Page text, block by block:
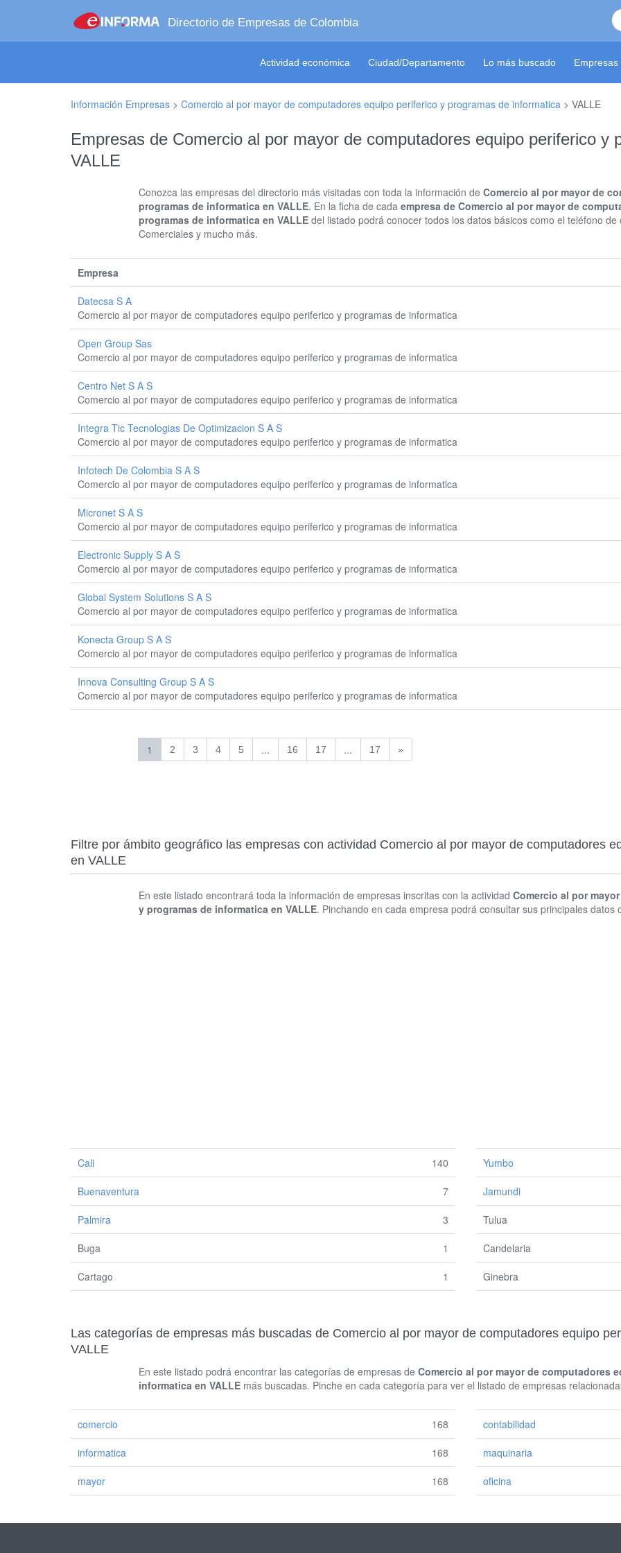
Directorio de Empresas de Colombia
Actividad económica Ciudad/Departamento Lo más buscado
Información Empresas > Comercio al por mayor de computadores equipo periferico y programas de informatica > VALLE
Empresas de Comercio al por mayor de computadores equipo periferico y
VALLE
Conozca las empresas del directorio más visitadas con toda la información de Comercio al por mayor de
programas de informatica en VALLE. En la ficha de cada empresa de Comercio al por mayor de
programas de informatica en VALLEdel listado podrá conocer todos los datos básicos como el teléfono
Comerciales y mucho más.
Empresa
Datecsa S A
Comercio al por mayor de computadores equipo periferico y programas de informatica
Open Group Sas
Comercio al por mayor de computadores equipo periferico y programas de informatica
Centro Net S A S
Comercio al por mayor de computadores equipo periferico y programas de informatica
Integra Tic Tecnologias De Optimizacion S A S
Comercio al por mayor de computadores equipo periferico y programas de informatica
Infotech De Colombia S A S
Comercio al por mayor de computadores equipo periferico y programas de informatica
Micronet S A S
Comercio al por mayor de computadores equipo periferico y programas de informatica
Electronic Supply S A S
Comercio al por mayor de computadores equipo periferico y programas de informatica
Global System Solutions S A S
Comercio al por mayor de computadores equipo periferico y programas de informatica
Konecta Group S A S
Comercio al por mayor de computadores equipo periferico y programas de informatica
Innova Consulting Group S A S
Comercio al por mayor de computadores equipo periferico y programas de informatica
1 2 3 4 5 ... 16 17 ... 17 »
Filtre por ámbito geográfico las empresas con actividad Comercio al por mayor de computadores
en VALLE
En este listado encontrará toda la información de empresas inscritas con la actividad Comercio al por
y programas de informatica en VALLE. Pinchando en cada empresa podrá consultar sus principales datos
Cali 140
Buenaventura 7
Palmira 3
Buga 1
Cartago 1
Yumbo
Jamundi
Tulua
Candelaria
Ginebra
Las categorías de empresas más buscadas de Comercio al por mayor de computadores equipo
VALLE
En este listado podrá encontrar las categorías de empresas de Comercio al por mayor de computadores
informatica en VALLEmás buscadas. Pinche en cada categoría para ver el listado de empresas
comercio 168
informatica 168
mayor 168
contabilidad
maquinaria
oficina